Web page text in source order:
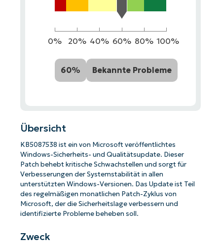
0% 20% 40% 60% 80% 100%
60% Bekannte Probleme
Übersicht
KB5087538 ist ein von Microsoft veröffentlichtes
Windows-Sicherheits- und Qualitätsupdate. Dieser
Patch behebt kritische Schwachstellen und sorgt für
Verbesserungen der Systemstabilität in allen
unterstützten Windows-Versionen. Das Update ist Teil
des regelmäßigen monatlichen Patch-Zyklus von
Microsoft, der die Sicherheitslage verbessern und
identifizierte Probleme beheben soll.
Zweck